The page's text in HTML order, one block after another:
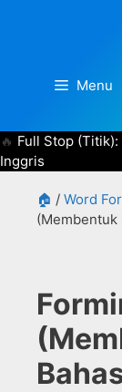
Menu
Full Stop
Inggris
🏠 / Word
(Membentuk